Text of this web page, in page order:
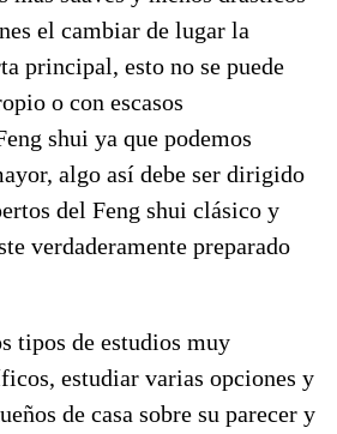
el cambiar de lugar la
principal, esto no se puede
o con escasos
shui ya que podemos
algo así debe ser dirigido
del Feng shui clásico y
verdaderamente preparado
tipos de estudios muy
estudiar varias opciones y
de casa sobre su parecer y